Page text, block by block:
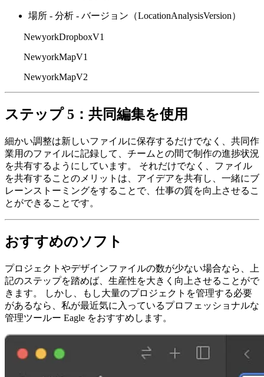
場所 - 分析 - バージョン（LocationAnalysisVersion）
NewyorkDropboxV1
NewyorkMapV1
NewyorkMapV2
ステップ 5：共同編集を使用
細かい調整は新しいファイルに保存するだけでなく、共同作
業用のファイルに記録して、チームとの間で制作の進捗状況
を共有するようにしています。 それだけでなく、ファイル
を共有することのメリットは、アイデアを共有し、一緒にブ
レーンストーミングをすることで、仕事の質を向上させるこ
とができることです。
おすすめのソフト
プロジェクトやデザインファイルの数が少ない場合なら、上
記のステップを踏めば、生産性を大きく向上させることがで
きます。 しかし、もし大量のプロジェクトを管理する必要
があるなら、私が最近気に入っているプロフェッショナルな
管理ツールー Eagle をおすすめします。